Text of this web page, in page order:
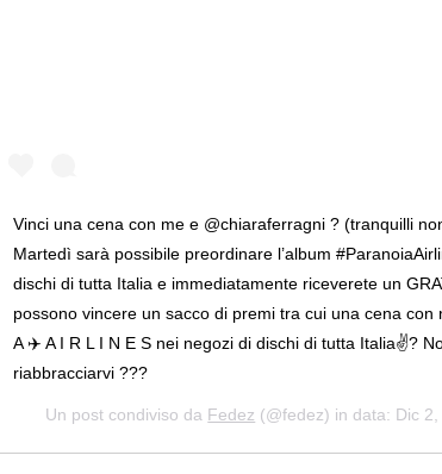
Vinci una cena con me e @chiaraferragni ? (tranquilli
Martedì sarà possibile preordinare l’album
dischi di tutta Italia e immediatamente riceverete un
possono vincere un sacco di premi tra cui una cena con
A ✈️ A I R L I N E S nei negozi di dischi di tutta Italia✌?
riabbracciarvi ???
Un post condiviso da Fedez (@fedez) in data: Dic